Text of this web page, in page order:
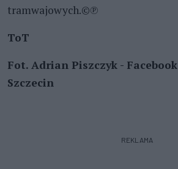
tramwajowych.©℗
ToT
Fot. Adrian Piszczyk -
Szczecin
REKLAMA